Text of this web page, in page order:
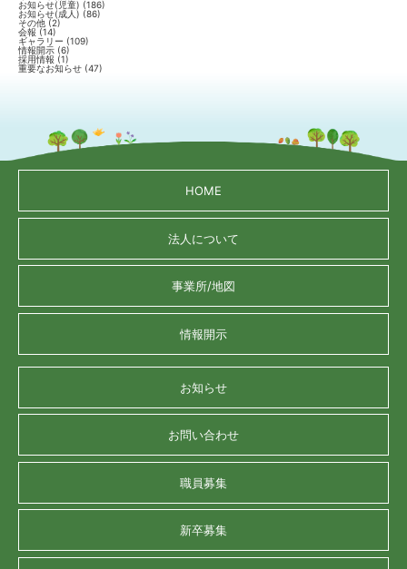
お知らせ(児童) (186)
お知らせ(成人) (86)
その他 (2)
会報 (14)
ギャラリー (109)
情報開示 (6)
採用情報 (1)
重要なお知らせ (47)
HOME
法人について
事業所/地図
情報開示
お知らせ
お問い合わせ
職員募集
新卒募集